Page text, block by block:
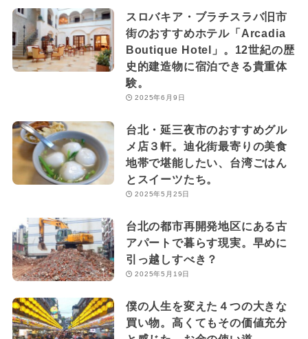
スロバキア・ブラチスラバ旧市
街のおすすめホテル「Arcadia
Boutique Hotel」。12世紀の歴
史的建造物に宿泊できる貴重体
験。
2025年6月9日
台北・延三夜市のおすすめグル
メ店３軒。迪化街最寄りの美食
地帯で堪能したい、台湾ごはん
とスイーツたち。
2025年5月25日
台北の都市再開発地区にある古
アパートで暮らす現実。早めに
引っ越しすべき？
2025年5月19日
僕の人生を変えた４つの大きな
買い物。高くてもその価値充分